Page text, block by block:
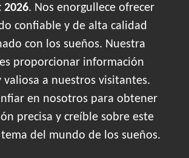
2026. Nos enorgullece ofrecer
confiable y de alta calidad
con los sueños. Nuestra
proporcionar información
valiosa a nuestros visitantes.
en nosotros para obtener
precisa y creíble sobre este
del mundo de los sueños.